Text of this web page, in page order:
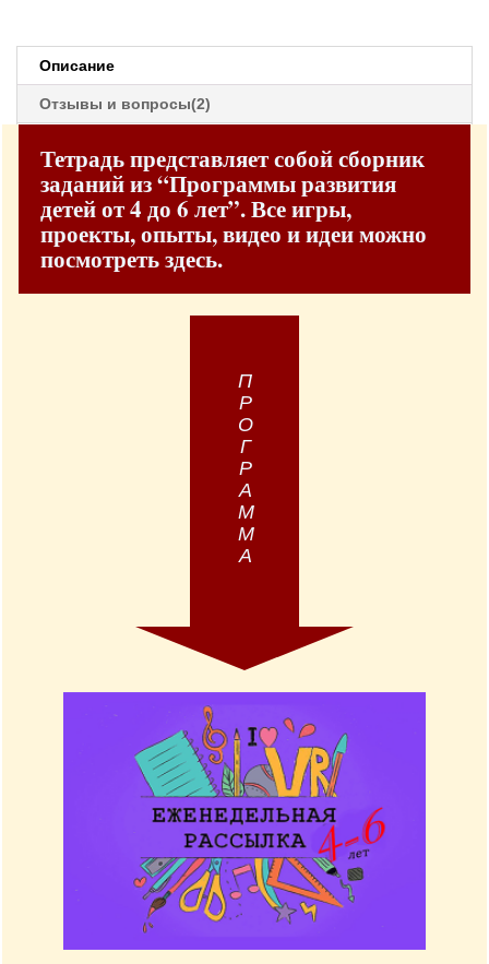
Описание
Отзывы и вопросы(2)
Тетрадь представляет собой сборник
заданий из “Программы развития
детей от 4 до 6 лет”. Все игры,
проекты, опыты, видео и идеи можно
посмотреть здесь.
ПРОГРАММА